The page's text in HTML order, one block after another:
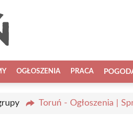
OGŁOSZENIA PRACA
Toruń - Ogłoszenia |